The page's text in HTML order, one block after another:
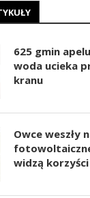
625 gmin
woda ucieka
kranu
Owce weszły
widzą korzyści